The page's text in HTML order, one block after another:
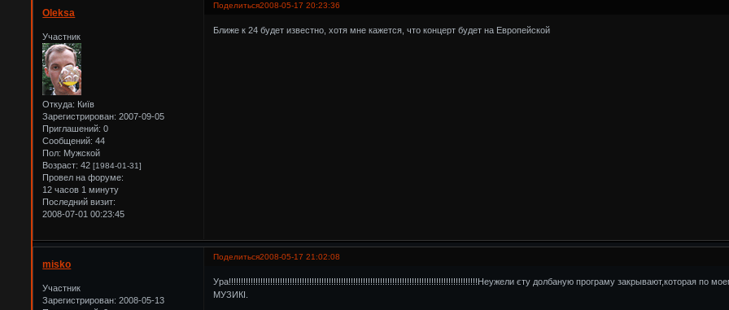
Поделиться2008-05-17 20:23:36
Oleksa
Участник
Откуда: Київ
Зарегистрирован: 2007-09-05
Приглашений: 0
Сообщений: 44
Пол: Мужской
Возраст: 42[1984-01-31]
Провел на форуме:
12 часов 1 минуту
Последний визит:
2008-07-01 00:23:45
Ближе к 24 будет известно, хотя мне кажется, что концерт будет на Европейской
Поделиться2008-05-17 21:02:08
misko
Участник
Зарегистрирован: 2008-05-13
Ура!!!!!!!!!!!!!!!!!!!!!!!!!!!!!!!!!!!!!!!!!!!!!!!!!!!!!!!!!!!!!!!!!!!!!!!!!!!!!!!!!!!!!!!!!!!!!!!!!!!!!!Неужели єту долбаную програму закрывают,которая
МУЗИКІ.